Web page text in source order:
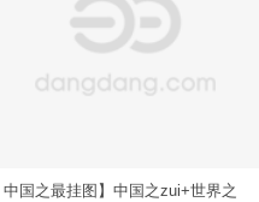
中国之最挂图】中国之zui+世界之